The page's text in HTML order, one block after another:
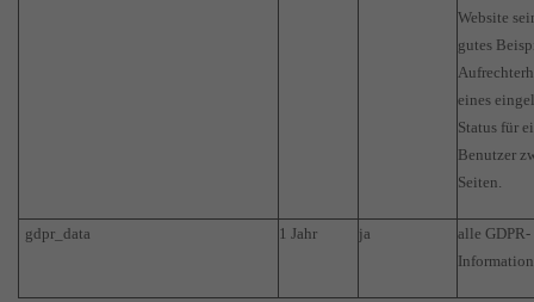
Website
gutes
eines
Status für
Benutzer
Seiten.
gdpr_data 1 Jahr ja
alle GDPR-